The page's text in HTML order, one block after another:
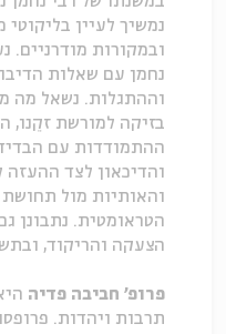
נמשיך לעיין
ובמקורות מודרניים.
נחמן עם שאלות
וההתגלות. נשאל מה
בזיקה למורשת זקֵנו,
ההתמודדות עם
והדיכאון לצד
והאותיות מול
הטראומטית. נתבונן
הצעקה והריקוד,
פרופ' חביבה פדיה
תרבות ויהדות.